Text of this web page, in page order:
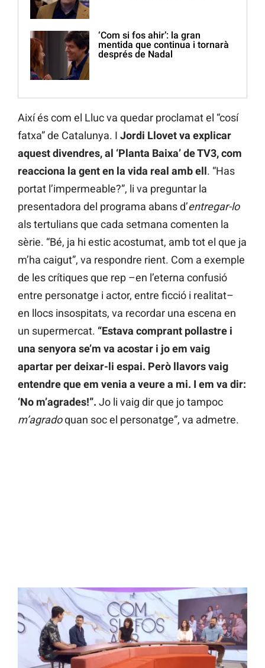
‘Com si fos ahir’: la gran
mentida que continua i tornarà
després de Nadal
Així és com el Lluc va quedar proclamat el “cosí
fatxa” de Catalunya. I Jordi Llovet va explicar
aquest divendres, al ‘Planta Baixa’ de TV3, com
reacciona la gent en la vida real amb ell. “Has
portat l’impermeable?”, li va preguntar la
presentadora del programa abans d’entregar-lo
als tertulians que cada setmana comenten la
sèrie. “Bé, ja hi estic acostumat, amb tot el que ja
m’ha caigut”, va respondre rient. Com a exemple
de les crítiques que rep –en l’eterna confusió
entre personatge i actor, entre ficció i realitat–
en llocs insospitats, va recordar una escena en
un supermercat. “Estava comprant pollastre i
una senyora se’m va acostar i jo em vaig
apartar per deixar-li espai. Però llavors vaig
entendre que em venia a veure a mi. I em va dir:
‘No m’agrades!”. Jo li vaig dir que jo tampoc
m’agradoquan soc el personatge”, va admetre.